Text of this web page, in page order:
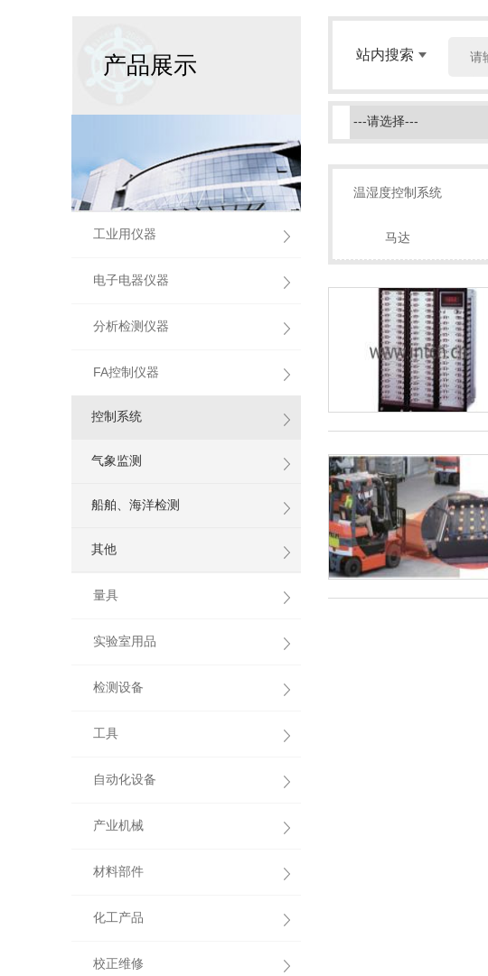
产品展示
工业用仪器
电子电器仪器
分析检测仪器
FA控制仪器
控制系统
气象监测
船舶、海洋检测
其他
量具
实验室用品
检测设备
工具
自动化设备
产业机械
材料部件
化工产品
校正维修
站内搜索
温湿度控制系统
马达